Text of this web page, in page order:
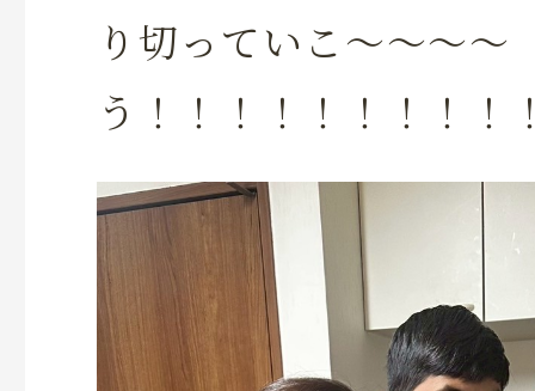
り切っていこ～～～～
う！！！！！！！！！